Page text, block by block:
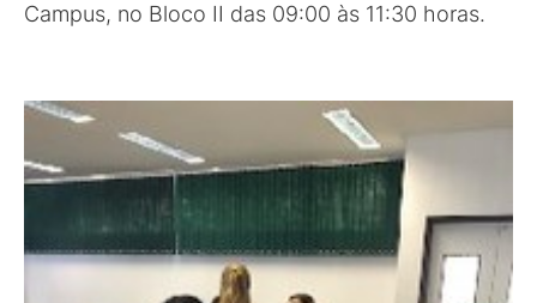
Campus, no Bloco II das 09:00 às 11:30 horas.